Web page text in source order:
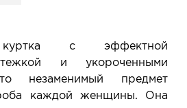
ни к чему не обязывает: Вы
и уже на месте решаете,
для Вас время -
куртка с эффектной
и укороченными
незаменимый предмет
каждой женщины. Она